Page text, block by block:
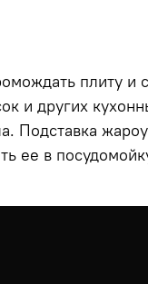
плиту
и других
Подставка
ее в